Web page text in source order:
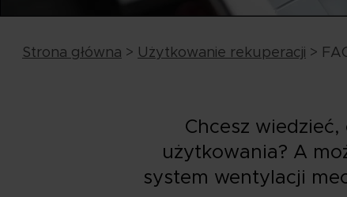
Strona główna > Użytkowanie rekuperacji >
Chcesz
użytkowania? A
system wentylacji